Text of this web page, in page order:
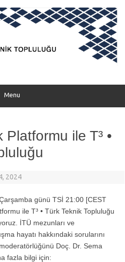
Menu
ile T³ •
2024
günü TSİ 21:00 [CEST
ile T³ • Türk Teknik Topluluğu
İTÜ mezunları ve
hayatı hakkındaki sorularını
Doç. Dr. Sema
fazla bilgi için: